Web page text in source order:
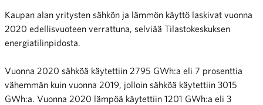
Kaupan alan yritysten sähkön ja lämmön käyttö laskivat vuonna
2020 edellisvuoteen verrattuna, selviää Tilastokeskuksen
energiatilinpidosta.
Vuonna 2020 sähköä käytettiin 2795 GWh:a eli 7 prosenttia
vähemmän kuin vuonna 2019, jolloin sähköä käytettiin 3015
GWh:a. Vuonna 2020 lämpöä käytettiin 1201 GWh:a eli 3